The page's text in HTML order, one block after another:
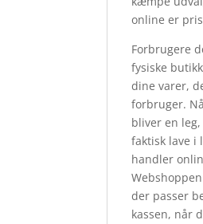
online er
Forbrugere
fysiske
dine varer,
forbruger.
bliver en
faktisk lave i
handler
der passer
kassen, når